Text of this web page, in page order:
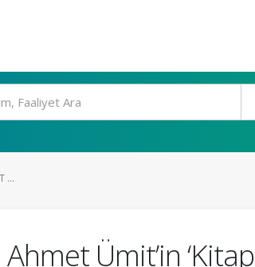
...
Ümit’in